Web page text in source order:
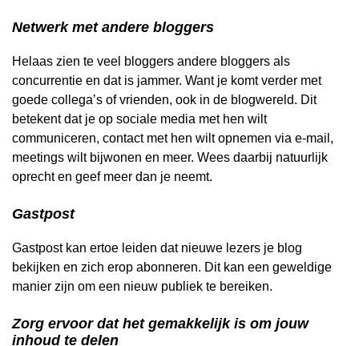
Netwerk met andere bloggers
Helaas zien te veel bloggers andere bloggers als
concurrentie en dat is jammer. Want je komt verder met
goede collega’s of vrienden, ook in de blogwereld. Dit
betekent dat je op sociale media met hen wilt
communiceren, contact met hen wilt opnemen via e-mail,
meetings wilt bijwonen en meer. Wees daarbij natuurlijk
oprecht en geef meer dan je neemt.
Gastpost
Gastpost kan ertoe leiden dat nieuwe lezers je blog
bekijken en zich erop abonneren. Dit kan een geweldige
manier zijn om een ​​nieuw publiek te bereiken.
Zorg ervoor dat het gemakkelijk is om jouw
inhoud te delen